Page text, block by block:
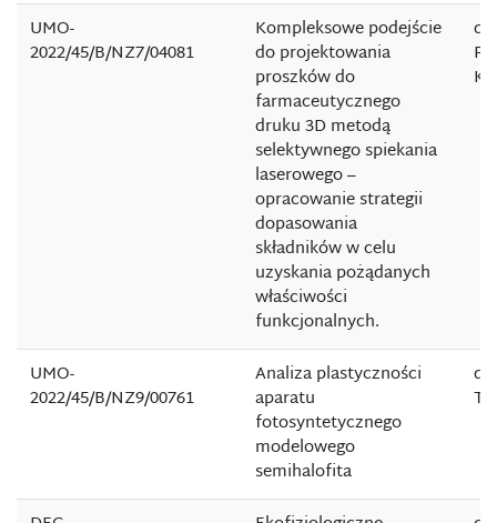
UMO-
2022/45/B/NZ7/04081
Kompleksowe podejście
do projektowania
proszków do
farmaceutycznego
druku 3D metodą
selektywnego spiekania
laserowego –
opracowanie strategii
dopasowania
składników w celu
uzyskania pożądanych
właściwości
funkcjonalnych.
dr
UMO-
2022/45/B/NZ9/00761
Analiza plastyczności
aparatu
fotosyntetycznego
modelowego
semihalofita
dr